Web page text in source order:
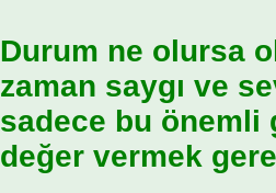
Durum ne olursa
zaman saygı ve
sadece bu önemli
değer vermek